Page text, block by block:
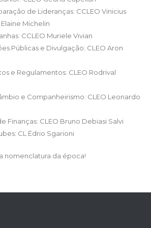
de Lideranças: CCLEO Vinicius
Michelin
CCLEO Muriele Vivian
Públicas e Divulgação: CLEO Aron
e Regulamentos: CLEO Rodrival
e Companheirismo: CLEO Leonardo
Finanças: CLEO Bruno Debiasi Salvi
CL Édrio Sgarioni
nomenclatura da época!